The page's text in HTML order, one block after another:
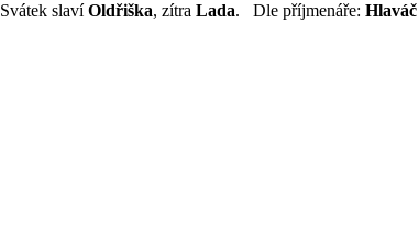
Svátek slavíOldřiška, zítra Lada. Dle příjmenáře: Hlaváč